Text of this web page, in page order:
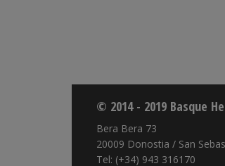
© 2014 - 2019 Basque
Bera Bera 73
20009 Donostia / San
Tel: (+34) 943 316170